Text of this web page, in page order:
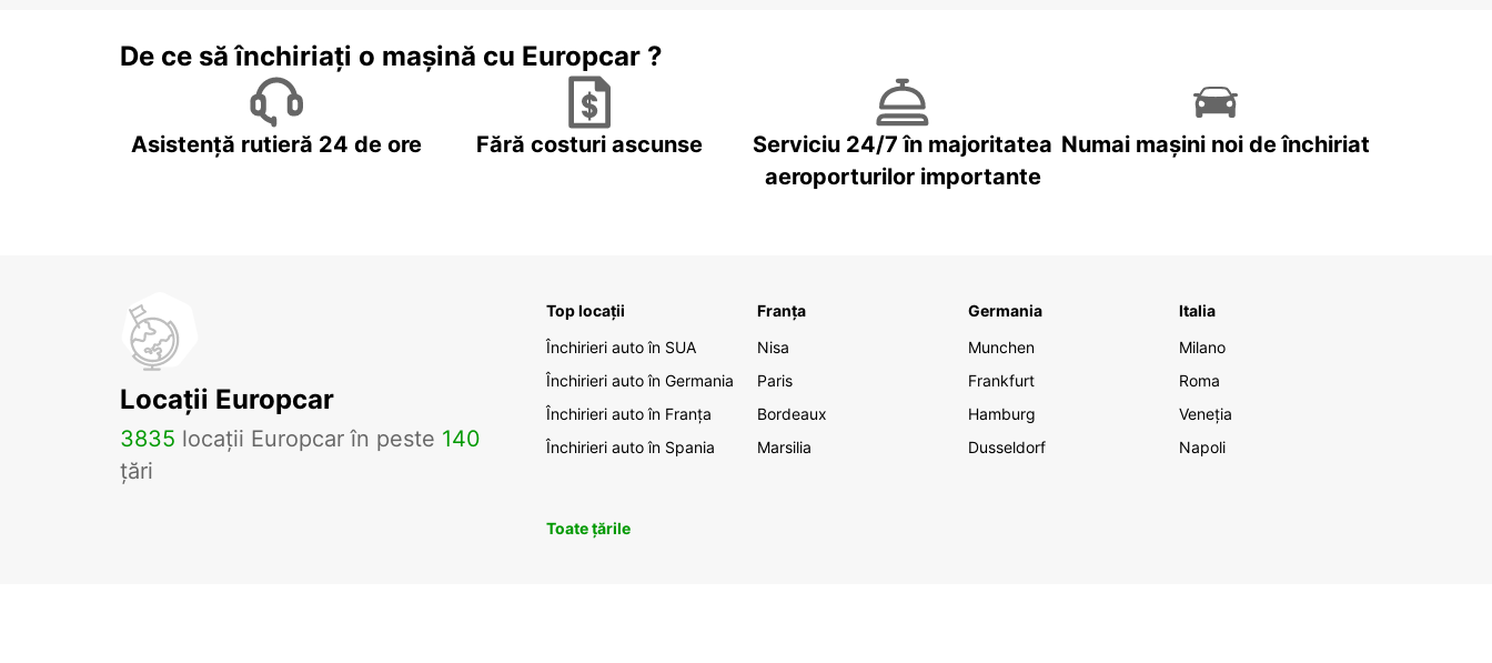
De ce să închiriați o mașină cu Europcar ?
Asistență rutieră 24 de ore Fără costuri ascunse
Serviciu 24/7 în majoritatea
aeroporturilor importante
Numai mașini noi de închiriat
Locații Europcar
3835 locații Europcar în peste 140
țări
Top locații
Închirieri auto în SUA
Închirieri auto în Germania
Închirieri auto în Franța
Închirieri auto în Spania
Franța
Nisa
Paris
Bordeaux
Marsilia
Germania
Munchen
Frankfurt
Hamburg
Dusseldorf
Italia
Milano
Roma
Veneția
Napoli
Toate țările